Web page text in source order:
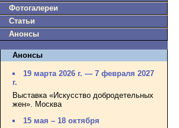
Фотогалереи
Статьи
Анонсы
Анонсы
19 марта 2026 г. — 7 февраля 2027
г.
Выставка «Искусство добродетельных
жен». Москва
15 мая – 18 октября